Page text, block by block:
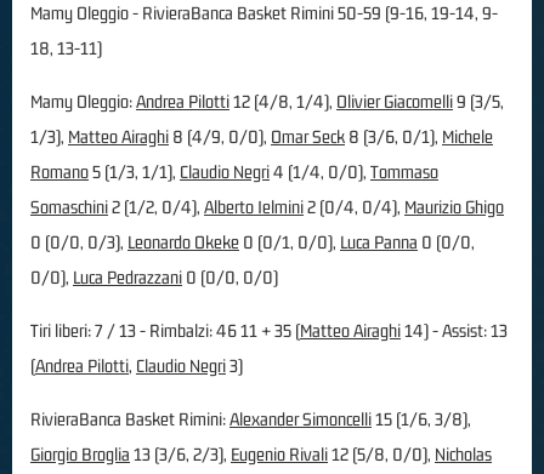
Mamy Oleggio - RivieraBanca Basket Rimini 50-59 (9-16, 19-14, 9-
18, 13-11)
Mamy Oleggio:Andrea Pilotti12 (4/8, 1/4), Olivier Giacomelli9 (3/5,
1/3), Matteo Airaghi 8 (4/9, 0/0), Omar Seck 8 (3/6, 0/1), Michele
Romano5 (1/3, 1/1), Claudio Negri4 (1/4, 0/0), Tommaso
Somaschini2 (1/2, 0/4), Alberto Ielmini2 (0/4, 0/4), Maurizio Ghigo
0 (0/0, 0/3), Leonardo Okeke 0 (0/1, 0/0), Luca Panna 0 (0/0,
0/0), Luca Pedrazzani 0 (0/0, 0/0)
Tiri liberi: 7 / 13 - Rimbalzi: 46 11 + 35 (Matteo Airaghi14) - Assist: 13
(Andrea Pilotti, Claudio Negri3)
RivieraBanca Basket Rimini:Alexander Simoncelli15 (1/6, 3/8),
Giorgio Broglia 13 (3/6, 2/3), Eugenio Rivali12 (5/8, 0/0), Nicholas